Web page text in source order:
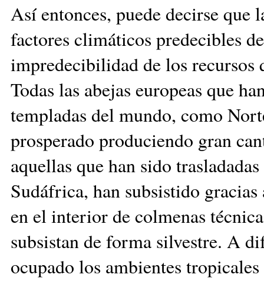
Así entonces, puede decirse que
factores climáticos predecibles
impredecibilidad de los
Todas las abejas europeas que
templadas del mundo, como
prosperado produciendo gran
aquellas que han sido
Sudáfrica, han subsistido
en el interior de colmenas
subsistan de forma silvestre. A
ocupado los ambientes